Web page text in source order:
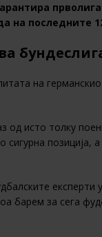
на последните
на
од исто толку
сигурна позиција,
експерти
барем за сега